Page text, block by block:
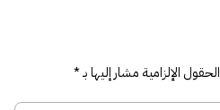
الحقول الإلزامية مشار إليها بـ*